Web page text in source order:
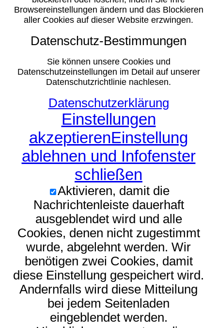
Browsereinstellungen ändern und das Blockieren
aller Cookies auf dieser Website erzwingen.
Datenschutz-Bestimmungen
Sie können unsere Cookies und
Datenschutzeinstellungen im Detail auf unserer
Datenschutzrichtlinie nachlesen.
Datenschutzerklärung
Einstellungen
akzeptierenEinstellung
ablehnen und Infofenster
schließen
Aktivieren, damit die
Nachrichtenleiste dauerhaft
ausgeblendet wird und alle
Cookies, denen nicht zugestimmt
wurde, abgelehnt werden. Wir
benötigen zwei Cookies, damit
diese Einstellung gespeichert wird.
Andernfalls wird diese Mitteilung
bei jedem Seitenladen
eingeblendet werden.